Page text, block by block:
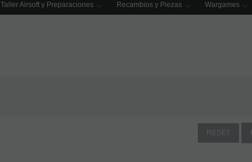
Taller Airsoft y Preparaciones Recambios y Piezas Wargames